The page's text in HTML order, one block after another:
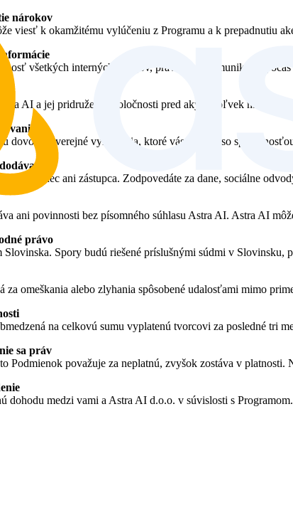
nárokov
viesť k okamžitému vylúčeniu z Programu a k prepadnutiu
všetkých interných zdrojov, pravidiel a komunikácie
AI a jej pridružené spoločnosti pred akýmikoľvek
sú dovolené verejné vyhlásenia, ktoré vás spájajú so
ani zástupca. Zodpovedáte za dane, sociálne
ani povinnosti bez písomného súhlasu Astra AI. Astra AI
právo
Slovinska. Spory budú riešené príslušnými súdmi v Slovinsku,
za omeškania alebo zlyhania spôsobené udalosťami mimo
na celkovú sumu vyplatenú tvorcovi za posledné tri
sa práv
Podmienok považuje za neplatnú, zvyšok zostáva v
dohodu medzi vami a Astra AI d.o.o. v súvislosti s